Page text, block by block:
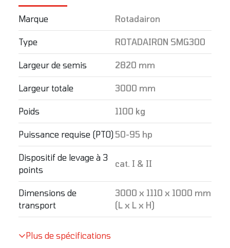
Marque Rotadairon
Type ROTADAIRON SMG300
Largeur de semis 2820 mm
Largeur totale 3000 mm
Poids 1100 kg
Puissance requise (PTO)50-95 hp
Dispositif de levage à 3
points
cat. I & II
Dimensions de
transport
3000 x 1110 x 1000 mm
(L x L x H)
Plus de spécifications